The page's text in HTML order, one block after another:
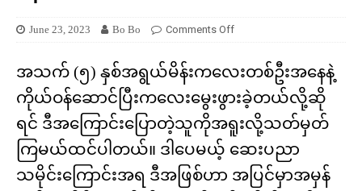
June 23, 2023 Bo Bo Comments Off
အသက် (၅) နှစ်အရွယ်မိန်းကလေးတစ်ဦးအနေနဲ့
ကိုယ်ဝန်ဆောင်ပြီးကလေးမွေးဖွားခဲ့တယ်လို့ဆို
ရင် ဒီအကြောင်းပြောတဲ့သူကိုအရူးလို့သတ်မှတ်
ကြမယ်ထင်ပါတယ်။ ဒါပေမယ့် ဆေးပညာ
သမိုင်းကြောင်းအရ ဒီအဖြစ်ဟာ အပြင်မှာအမှန်